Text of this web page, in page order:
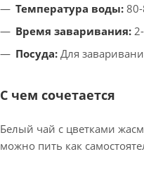
Температура воды:
Время заваривания:
Посуда: Для
С чем сочетается
Белый чай с цветками
можно пить как